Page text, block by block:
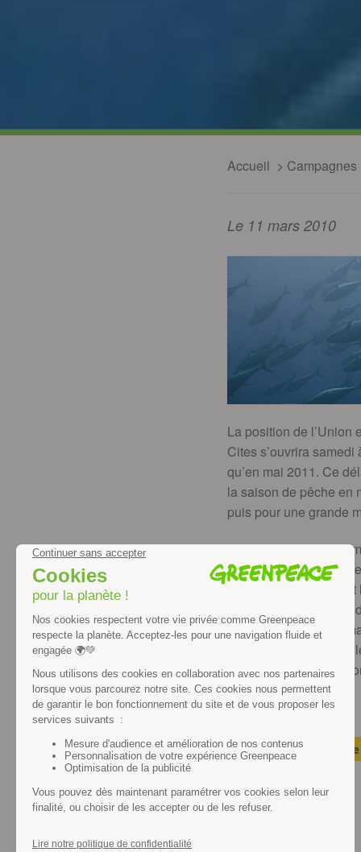
Accueil Campagnes
Le 11 mars 2010
La position de l’Union
Cites s’ouvrira
qu’en mai 2011. Ce
la saison de pêche en
puis pour une grande
Pour obtenir le
la conférence
Suisse, la Colombie
certainement une
position encore plus
refuseront
participants ont déjà
#Surpêche thon rouge